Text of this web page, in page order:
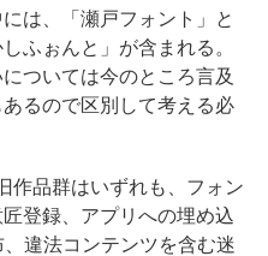
は、「瀬戸フォント」と
ふぉんと」が含まれる。
ついては今のところ言及
るので区別して考える必
品群はいずれも、フォン
登録、アプリへの埋め込
違法コンテンツを含む迷